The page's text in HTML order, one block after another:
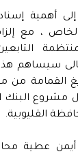
أهمية
، مع
سيساهم
القمامة من
مشروع البنك
القليوبية.
عطية